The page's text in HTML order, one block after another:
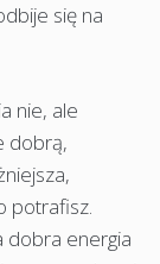
się na
nie, ale
dobrą,
potrafisz.
dobra energia